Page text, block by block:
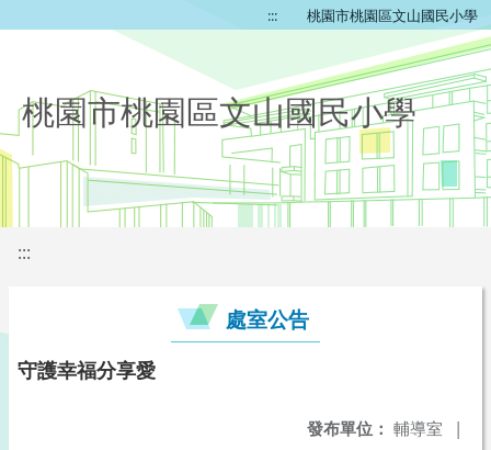
::: 桃園市桃園區文山國民小學
桃園市桃園區文山國民小學
:::
處室公告
守護幸福分享愛
發布單位： 輔導室 |